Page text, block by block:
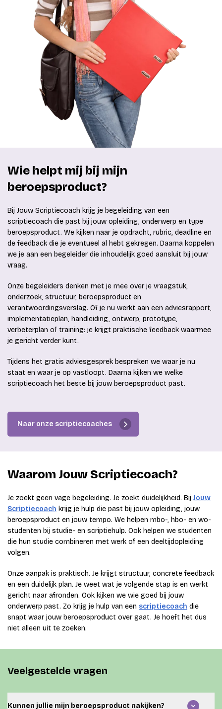
Wie helpt mij bij mijn
beroepsproduct?
Bij Jouw Scriptiecoach krijg je begeleiding van een
scriptiecoach die past bij jouw opleiding, onderwerp en type
beroepsproduct. We kijken naar je opdracht, rubric, deadline en
de feedback die je eventueel al hebt gekregen. Daarna koppelen
we je aan een begeleider die inhoudelijk goed aansluit bij jouw
vraag.
Onze begeleiders denken met je mee over je vraagstuk,
onderzoek, structuur, beroepsproduct en
verantwoordingsverslag. Of je nu werkt aan een adviesrapport,
implementatieplan, handleiding, ontwerp, prototype,
verbeterplan of training: je krijgt praktische feedback waarmee
je gericht verder kunt.
Tijdens het gratis adviesgesprek bespreken we waar je nu
staat en waar je op vastloopt. Daarna kijken we welke
scriptiecoach het beste bij jouw beroepsproduct past.
Naar onze scriptiecoaches
Waarom Jouw Scriptiecoach?
Je zoekt geen vage begeleiding. Je zoekt duidelijkheid. Bij Jouw
Scriptiecoach krijg je hulp die past bij jouw opleiding, jouw
beroepsproduct en jouw tempo. We helpen mbo-, hbo- en wo-
studenten bij studie- en scriptiehulp. Ook helpen we studenten
die hun studie combineren met werk of een deeltijdopleiding
volgen.
Onze aanpak is praktisch. Je krijgt structuur, concrete feedback
en een duidelijk plan. Je weet wat je volgende stap is en werkt
gericht naar afronden. Ook kijken we wie goed bij jouw
onderwerp past. Zo krijg je hulp van een scriptiecoach die
snapt waar jouw beroepsproduct over gaat. Je hoeft het dus
niet alleen uit te zoeken.
Veelgestelde vragen
Kunnen jullie mijn beroepsproduct nakijken?